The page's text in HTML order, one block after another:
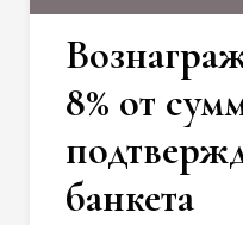
8% от
банкета